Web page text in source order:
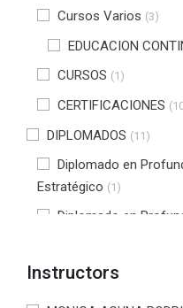
Cursos Varios (3)
EDUCACION
CURSOS (1)
CERTIFICACIONES
DIPLOMADOS (11)
Diplomado en
Estratégico (1)
Diplomado en
Diplomado en
Instructors